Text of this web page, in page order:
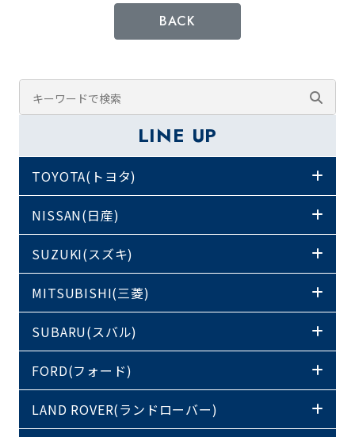
BACK
LINE UP
TOYOTA(トヨタ)
NISSAN(日産)
SUZUKI(スズキ)
MITSUBISHI(三菱)
SUBARU(スバル)
FORD(フォード)
LAND ROVER(ランドローバー)